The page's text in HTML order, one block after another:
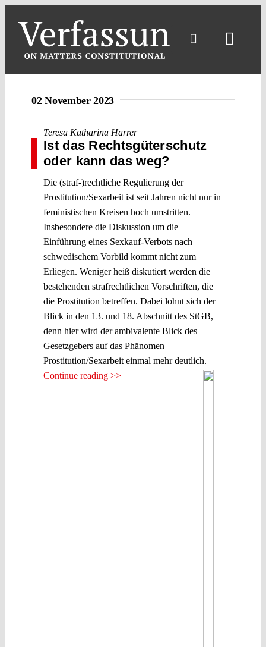
content
02 November 2023
Teresa Katharina Harrer
Ist das Rechtsgüterschutz
oder kann das weg?
Die (straf-)rechtliche Regulierung der
Prostitution/Sexarbeit ist seit Jahren nicht nur in
feministischen Kreisen hoch umstritten.
Insbesondere die Diskussion um die
Einführung eines Sexkauf-Verbots nach
schwedischem Vorbild kommt nicht zum
Erliegen. Weniger heiß diskutiert werden die
bestehenden strafrechtlichen Vorschriften, die
die Prostitution betreffen. Dabei lohnt sich der
Blick in den 13. und 18. Abschnitt des StGB,
denn hier wird der ambivalente Blick des
Gesetzgebers auf das Phänomen
Prostitution/Sexarbeit einmal mehr deutlich.
Continue reading >>